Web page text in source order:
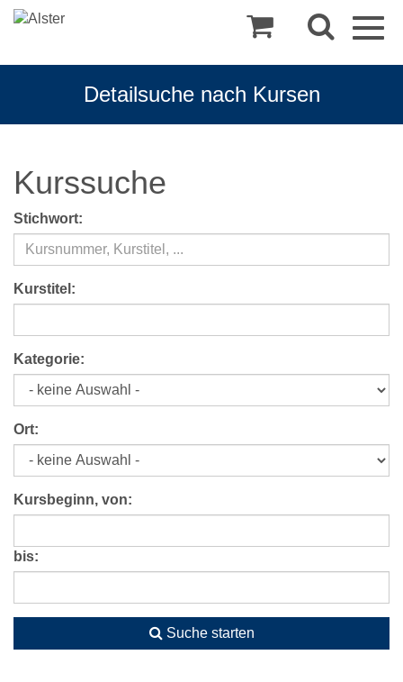
Detailsuche nach Kursen
Kurssuche
Stichwort:
Kurstitel:
Kategorie:
Ort:
Kursbeginn, von:
bis:
Suche starten